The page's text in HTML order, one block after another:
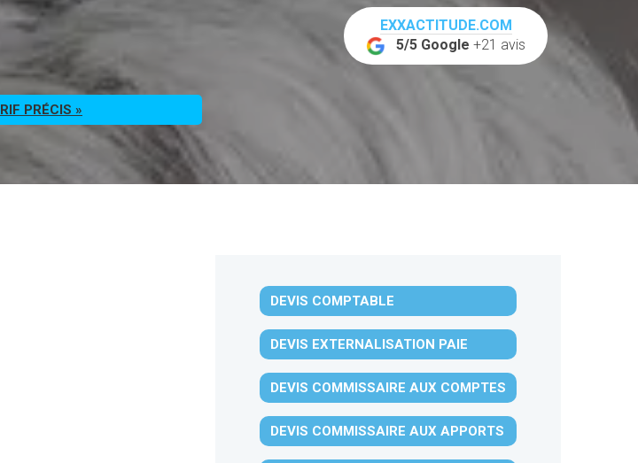
PRÉCIS »
EXXACTITUDE.COM
5/5 Google +21 avis
DEVIS COMPTABLE
DEVIS EXTERNALISATION PAIE
DEVIS COMMISSAIRE AUX COMPTES
DEVIS COMMISSAIRE AUX APPORTS